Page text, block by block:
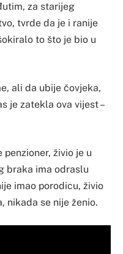
za starijeg
tvrde da je i ranije
to što je bio u
ali da ubije čovjeka,
je zatekla ova vijest –
živio je u
braka ima odraslu
imao porodicu, živio
nikada se nije ženio.